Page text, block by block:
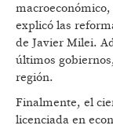
explicó las
de Javier Milei.
últimos
región.
Finalmente, el
licenciada en